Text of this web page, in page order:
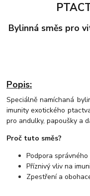
Bylinná směs pro
Popis:
Speciálně namíchaná
imunity exotického
pro andulky, papoušky a
Proč tuto směs?
Podpora
Příznivý vliv na
Zpestření a